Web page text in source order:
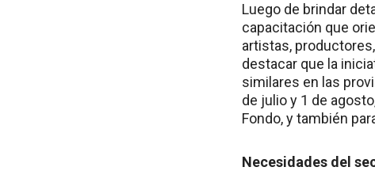
Luego de brindar
capacitación que
artistas,
destacar que la
similares en las
de julio y 1 de
Fondo, y también
Necesidades del